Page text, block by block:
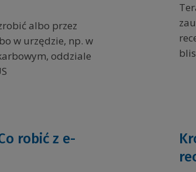
albo przez
w urzędzie, np. w
oddziale
robić z e-